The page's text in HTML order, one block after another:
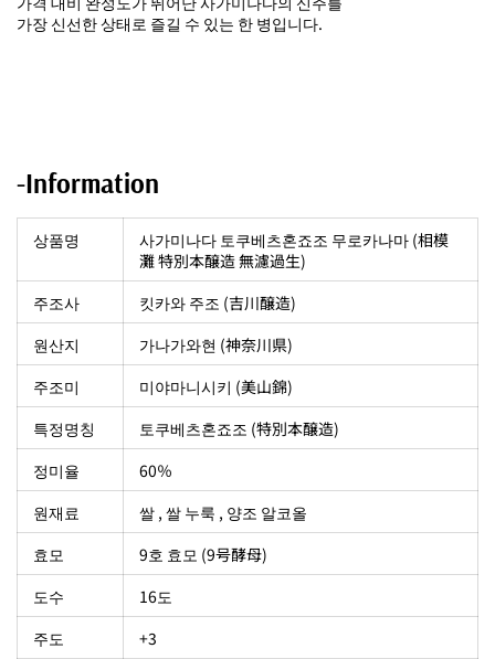
가장 신선한 상태로 즐길 수 있는 한 병입니다.
-Information
상품명
사가미나다 토쿠베츠혼죠조 무로카나마 (相模
灘 特別本醸造 無濾過生)
주조사
킷카와 주조 (吉川醸造)
원산지
가나가와현 (神奈川県)
주조미
미야마니시키 (美山錦)
특정명칭
토쿠베츠혼죠조 (特別本醸造)
정미율
60％
원재료
쌀 , 쌀 누룩 , 양조 알코올
효모
9호 효모 (9号酵母)
도수
16도
주도
+3